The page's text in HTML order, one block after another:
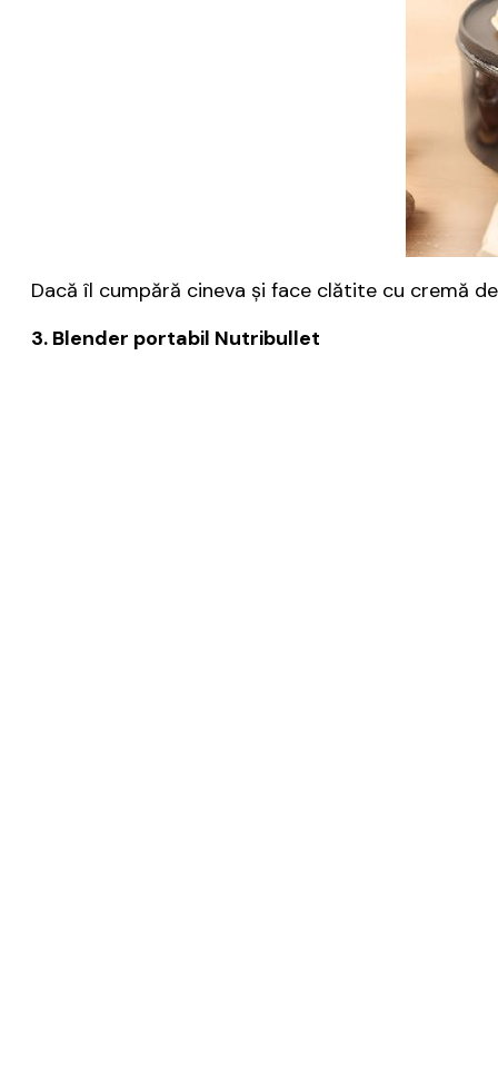
Dacă îl cumpără cineva şi face clătite cu cremă
3. Blender portabil Nutribullet